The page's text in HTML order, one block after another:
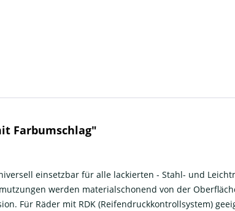
Farbumschlag"
einsetzbar für alle lackierten - Stahl- und
werden materialschonend von der
Für Räder mit RDK (Reifendruckkontrollsystem)